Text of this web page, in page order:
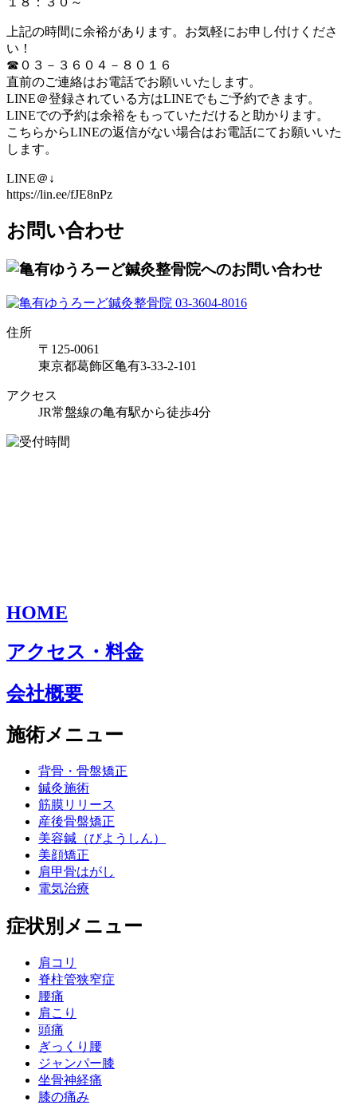
上記の時間に余裕があります。お気軽にお申し付けくださ
い！
☎０３－３６０４－８０１６
直前のご連絡はお電話でお願いいたします。
LINE＠登録されている方はLINEでもご予約できます。
LINEでの予約は余裕をもっていただけると助かります。
こちらからLINEの返信がない場合はお電話にてお願いいた
します。
LINE＠↓
https://lin.ee/fJE8nPz
お問い合わせ
住所
〒125-0061
東京都葛飾区亀有3-33-2-101
アクセス
JR常盤線の亀有駅から徒歩4分
HOME
アクセス・料金
会社概要
施術メニュー
背骨・骨盤矯正
鍼灸施術
筋膜リリース
産後骨盤矯正
美容鍼（びようしん）
美顔矯正
肩甲骨はがし
電気治療
症状別メニュー
肩コリ
脊柱管狭窄症
腰痛
肩こり
頭痛
ぎっくり腰
ジャンパー膝
坐骨神経痛
膝の痛み